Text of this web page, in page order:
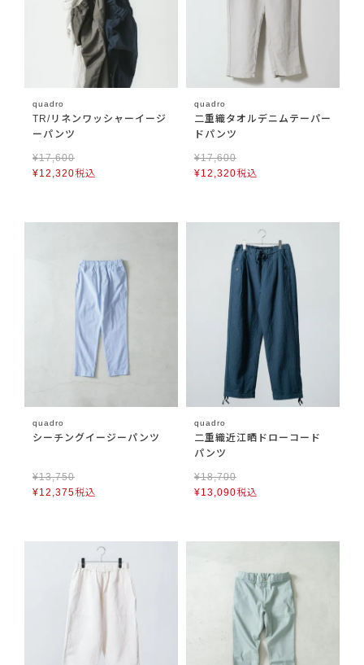
quadro
TR/リネンワッシャーイージ
ーパンツ
¥17,600
¥12,320税込
quadro
二重織タオルデニムテーパー
ドパンツ
¥17,600
¥12,320税込
quadro
シーチングイージーパンツ
¥13,750
¥12,375税込
quadro
二重織近江晒ドローコード
パンツ
¥18,700
¥13,090税込